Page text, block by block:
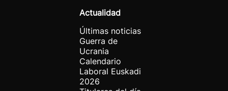
Actualidad
Últimas noticias
Guerra de
Ucrania
Calendario
Laboral Euskadi
2026